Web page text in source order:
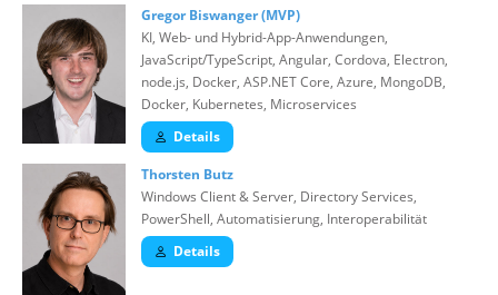
Gregor Biswanger (MVP)
KI, Web- und Hybrid-App-Anwendungen,
JavaScript/TypeScript, Angular, Cordova, Electron,
node.js, Docker, ASP.NET Core, Azure, MongoDB,
Docker, Kubernetes, Microservices
Details
Thorsten Butz
Windows Client & Server, Directory Services,
PowerShell, Automatisierung, Interoperabilität
Details